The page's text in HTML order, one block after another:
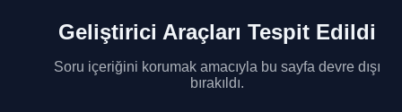
Geliştirici Araçları Tespit Edildi
Soru içeriğini korumak amacıyla bu sayfa devre dışı
bırakıldı.